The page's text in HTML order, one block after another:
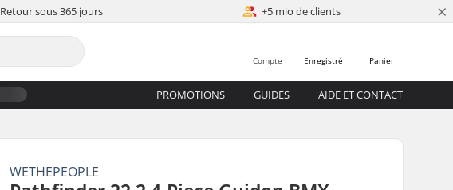
Retour sous 365 jours +5 mio de clients ×
Panier
Enregistré
Compte
PROMOTIONS GUIDES AIDE ET CONTACT
WETHEPEOPLE